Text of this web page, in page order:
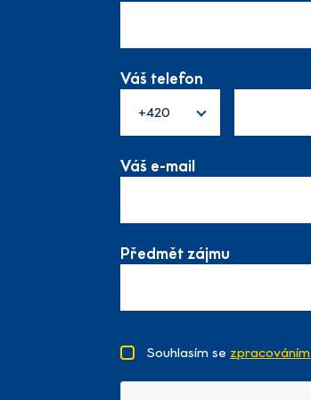
Váš telefon
+420
Váš e-mail
Předmět zájmu
Souhlasím se